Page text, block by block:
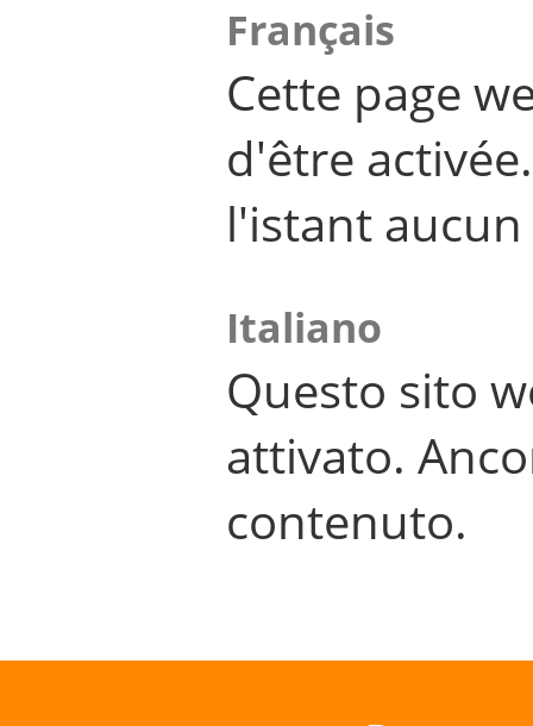
Français
Cette page
d'être
l'istant
Italiano
Questo sito
attivato.
contenuto.